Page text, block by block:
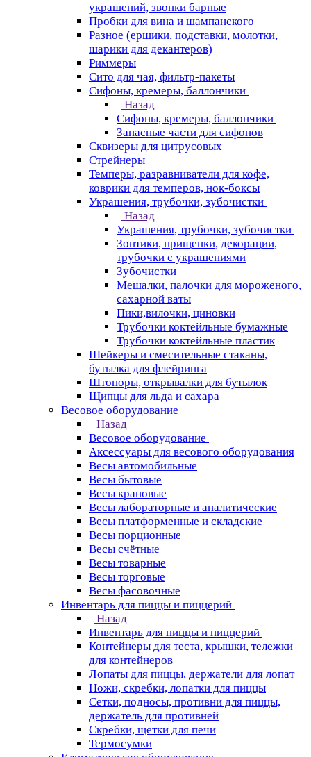
украшений, звонки барные
Пробки для вина и шампанского
Разное (ершики, подставки, молотки,
шарики для декантеров)
Риммеры
Сито для чая, фильтр-пакеты
Сифоны, кремеры, баллончики
Назад
Сифоны, кремеры, баллончики
Запасные части для сифонов
Сквизеры для цитрусовых
Стрейнеры
Темперы, разравниватели для кофе,
коврики для темперов, нок-боксы
Украшения, трубочки, зубочистки
Назад
Украшения, трубочки, зубочистки
Зонтики, прищепки, декорации,
трубочки с украшениями
Зубочистки
Мешалки, палочки для мороженого,
сахарной ваты
Пики,вилочки, циновки
Трубочки коктейльные бумажные
Трубочки коктейльные пластик
Шейкеры и смесительные стаканы,
бутылка для флейринга
Штопоры, открывалки для бутылок
Щипцы для льда и сахара
Весовое оборудование
Назад
Весовое оборудование
Аксессуары для весового оборудования
Весы автомобильные
Весы бытовые
Весы крановые
Весы лабораторные и аналитические
Весы платформенные и складские
Весы порционные
Весы счётные
Весы товарные
Весы торговые
Весы фасовочные
Инвентарь для пиццы и пиццерий
Назад
Инвентарь для пиццы и пиццерий
Контейнеры для теста, крышки, тележки
для контейнеров
Лопаты для пиццы, держатели для лопат
Ножи, скребки, лопатки для пиццы
Сетки, подносы, противни для пиццы,
держатель для противней
Скребки, щетки для печи
Термосумки